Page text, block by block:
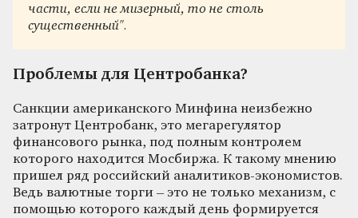
части, если не мизерный, то не столь
существенный".
Проблемы для Центробанка?
Санкции американского Минфина неизбежно
затронут Центробанк, это мегарегулятор
финансового рынка, под полным контролем
которого находится Мосбиржа. К такому мнению
пришел ряд российский аналитиков-экономистов.
Ведь валютные торги – это не только механизм, с
помощью которого каждый день формируется